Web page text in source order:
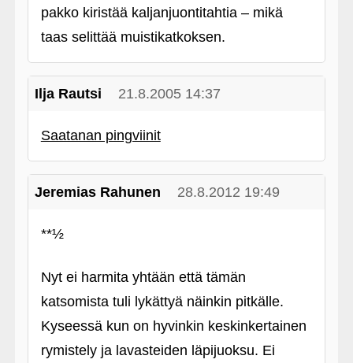
pakko kiristää kaljanjuontitahtia – mikä
taas selittää muistikatkoksen.
Ilja Rautsi 21.8.2005 14:37
Saatanan pingviinit
Jeremias Rahunen 28.8.2012 19:49
**½
Nyt ei harmita yhtään että tämän
katsomista tuli lykättyä näinkin pitkälle.
Kyseessä kun on hyvinkin keskinkertainen
rymistely ja lavasteiden läpijuoksu. Ei